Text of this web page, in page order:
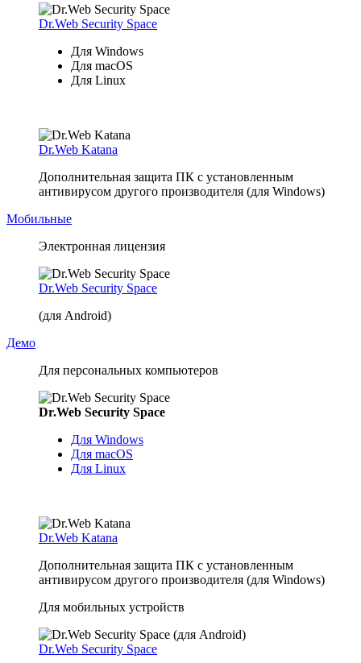
Dr.Web Security Space
Для Windows
Для macOS
Для Linux
Dr.Web Katana
Дополнительная защита ПК с установленным
антивирусом другого производителя (для Windows)
Мобильные
Электронная лицензия
Dr.Web Security Space
(для Android)
Демо
Для персональных компьютеров
Dr.Web Security Space
Для Windows
Для macOS
Для Linux
Dr.Web Katana
Дополнительная защита ПК с установленным
антивирусом другого производителя (для Windows)
Для мобильных устройств
Dr.Web Security Space